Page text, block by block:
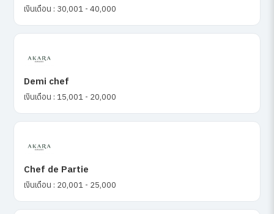
เงินเดือน : 30,001 - 40,000
Demi chef
เงินเดือน : 15,001 - 20,000
Chef de Partie
เงินเดือน : 20,001 - 25,000